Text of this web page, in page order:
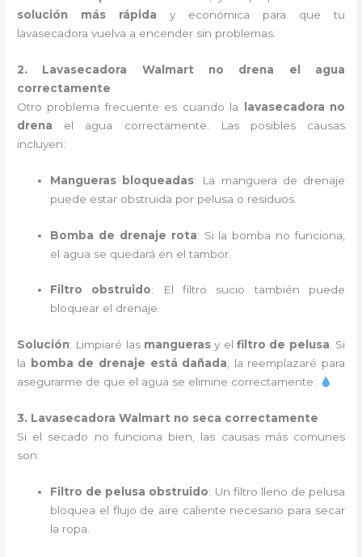
solución más rápida y económica para que tu
lavasecadora vuelva a encender sin problemas.
2. Lavasecadora Walmart no drena el agua
correctamente
Otro problema frecuente es cuando la
lavasecadora no
drena el agua correctamente. Las posibles causas
incluyen:
Mangueras bloqueadas: La manguera de drenaje
puede estar obstruida por pelusa o residuos.
Bomba de drenaje rota: Si la bomba no funciona,
el agua se quedará en el tambor.
Filtro obstruido: El filtro sucio también puede
bloquear el drenaje.
Solución: Limpiaré las mangueras y el filtro de pelusa. Si
la
bomba de drenaje está dañada, la reemplazaré para
asegurarme de que el agua se elimine correctamente.
3. Lavasecadora Walmart no seca correctamente
Si el secado no funciona bien, las causas más comunes
son:
Filtro de pelusa obstruido: Un filtro lleno de pelusa
bloquea el flujo de aire caliente necesario para secar
la ropa.